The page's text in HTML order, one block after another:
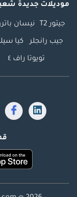
موديلات جديدة
جيتور T2 نيسان
جيب رانجلر كيا
تويوتا راف ٤